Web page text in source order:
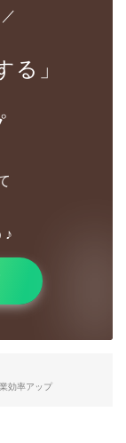
る」
♪
効率アップ